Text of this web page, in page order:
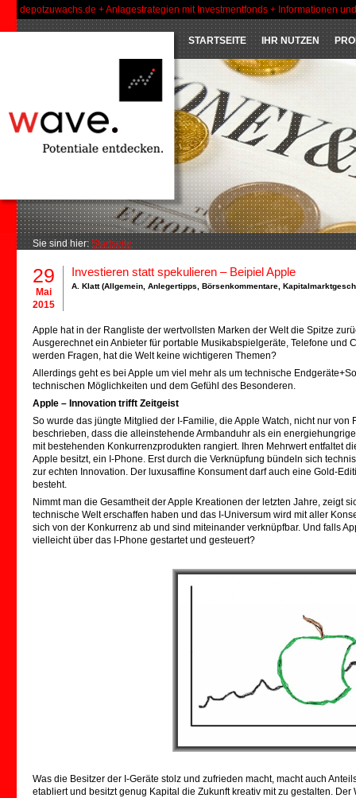
depotzuwachs.de + Anlagestrategien mit Investmentfonds + Informationen
STARTSEITE IHR NUTZEN
Sie sind hier: Startseite
29
Mai
2015
Investieren statt spekulieren – Beipiel Apple
A. Klatt (Allgemein Anlegertipps Börsenkommentare
Apple hat in der Rangliste der wertvollsten Marken der Welt die Spitze
Ausgerechnet ein Anbieter für portable Musikabspielgeräte, Telefone und
werden Fragen, hat die Welt keine wichtigeren Themen?
Allerdings geht es bei Apple um viel mehr als um technische
technischen Möglichkeiten und dem Gefühl des Besonderen.
Apple – Innovation trifft Zeitgeist
So wurde das jüngte Mitglied der I-Familie, die Apple Watch, nicht nur
beschrieben, dass die alleinstehende Armbanduhr als ein
mit bestehenden Konkurrenzprodukten rangiert. Ihren Mehrwert entfaltet
Apple besitzt, ein I-Phone. Erst durch die Verknüpfung bündeln sich
zur echten Innovation. Der luxusaffine Konsument darf auch eine Gold-
besteht.
Nimmt man die Gesamtheit der Apple Kreationen der letzten Jahre, zeigt
technische Welt erschaffen haben und das I-Universum wird mit aller
sich von der Konkurrenz ab und sind miteinander verknüpfbar. Und falls
vielleicht über das I-Phone gestartet und gesteuert?
Was die Besitzer der I-Geräte stolz und zufrieden macht, macht auch
etabliert und besitzt genug Kapital die Zukunft kreativ mit zu gestalten.